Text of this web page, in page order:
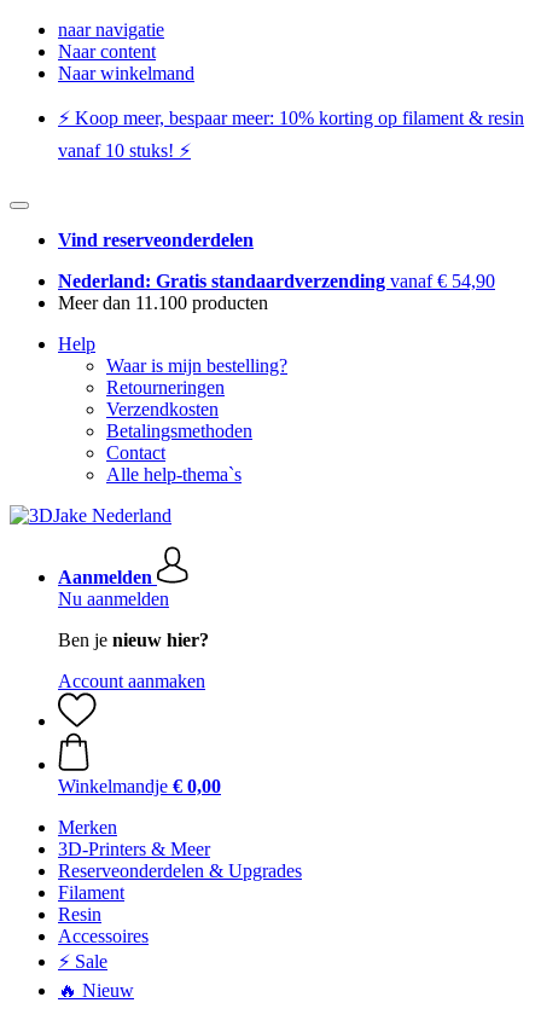
naar navigatie
Naar content
Naar winkelmand
⚡️ Koop meer, bespaar meer: ​​10% korting op filament & resin
vanaf 10 stuks! ⚡️
Vind reserveonderdelen
Nederland: Gratis standaardverzending vanaf € 54,90
Meer dan 11.100 producten
Help
Waar is mijn bestelling?
Retourneringen
Verzendkosten
Betalingsmethoden
Contact
Alle help-thema`s
Aanmelden
Nu aanmelden
Ben je nieuw hier?
Account aanmaken
Winkelmandje € 0,00
Merken
3D-Printers & Meer
Reserveonderdelen & Upgrades
Filament
Resin
Accessoires
⚡ Sale
🔥 Nieuw